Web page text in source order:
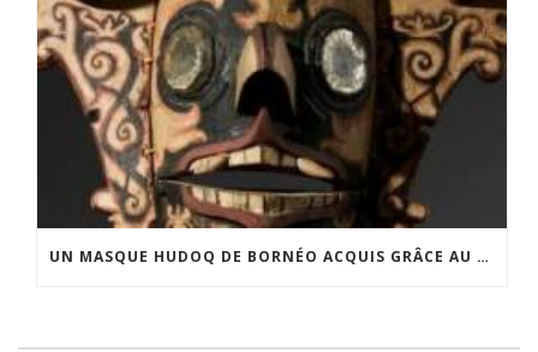
UN MASQUE HUDOQ DE BORNÉO ACQUIS GRÂCE AU SOUTIEN DU CERCLE LÉVI-STRAUSS